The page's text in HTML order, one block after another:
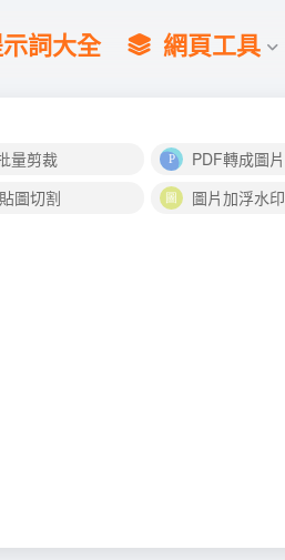
詞大全 網頁工具
量剪裁 PDF轉成圖片
圖切割 圖片加浮水印